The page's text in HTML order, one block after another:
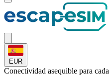
EUR
Conectividad asequible para cada